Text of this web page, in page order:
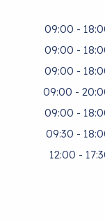
09:00 -
09:00 -
09:00 -
09:00 -
09:00 -
09:30 -
12:00 -